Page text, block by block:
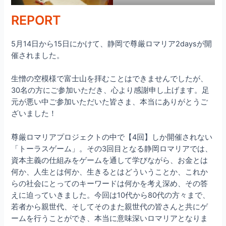
REPORT
5月14日から15日にかけて、静岡で尊厳ロマリア2daysが開
催されました。
生憎の空模様で富士山を拝むことはできませんでしたが、
30名の方にご参加いただき、心より感謝申し上げます。足
元が悪い中ご参加いただいた皆さま、本当にありがとうご
ざいました！
尊厳ロマリアプロジェクトの中で【4回】しか開催されない
「トーラスゲーム」。その3回目となる静岡ロマリアでは、
資本主義の仕組みをゲームを通して学びながら、お金とは
何か、人生とは何か、生きるとはどういうことか、これか
らの社会にとってのキーワードは何かを考え深め、その答
えに迫っていきました。今回は10代から80代の方々まで、
若者から親世代、そしてそのまた親世代の皆さんと共にゲ
ームを行うことができ、本当に意味深いロマリアとなりま